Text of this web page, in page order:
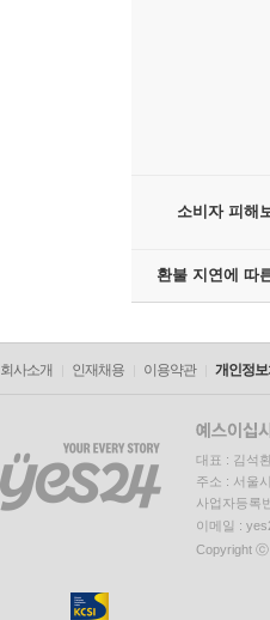
소비자 피해
환불 지연에 따
회사소개 인재채용 이용약관 개인정
대표 : 김석
주소 : 서울
사업자등록
이메일 :
Copyright ⓒ